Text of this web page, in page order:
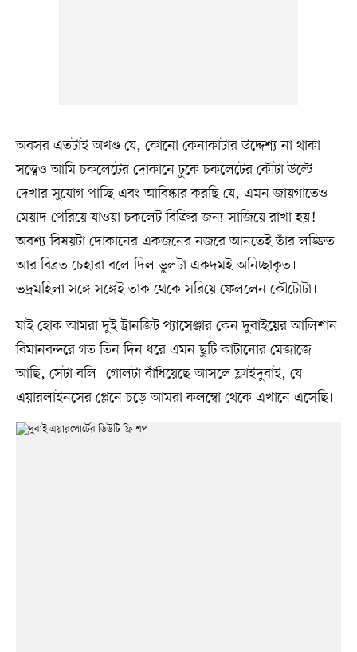
অবসর এতটাই অখণ্ড যে, কোনো কেনাকাটার উদ্দেশ্য না থাকা
সত্ত্বেও আমি চকলেটের দোকানে ঢুকে চকলেটের কৌটা উল্টে
দেখার সুযোগ পাচ্ছি এবং আবিষ্কার করছি যে, এমন জায়গাতেও
মেয়াদ পেরিয়ে যাওয়া চকলেট বিক্রির জন্য সাজিয়ে রাখা হয়!
অবশ্য বিষয়টা দোকানের একজনের নজরে আনতেই তাঁর লজ্জিত
আর বিব্রত চেহারা বলে দিল ভুলটা একদমই অনিচ্ছাকৃত।
ভদ্রমহিলা সঙ্গে সঙ্গেই তাক থেকে সরিয়ে ফেললেন কৌটোটা।
যাই হোক আমরা দুই ট্রানজিট প্যাসেঞ্জার কেন দুবাইয়ের আলিশান
বিমানবন্দরে গত তিন দিন ধরে এমন ছুটি কাটানোর মেজাজে
আছি, সেটা বলি। গোলটা বাঁধিয়েছে আসলে ফ্লাইদুবাই, যে
এয়ারলাইনসের প্লেনে চড়ে আমরা কলম্বো থেকে এখানে এসেছি।